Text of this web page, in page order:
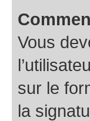
Vous
sur le
la